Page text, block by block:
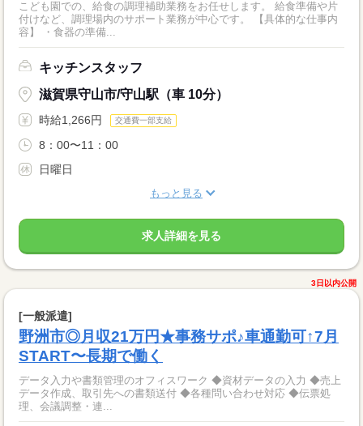
こども園での、給食の調理補助業務をお任せします。 給食準備や片
付けなど、調理場内のサポート業務が中心です。 【具体的な仕事内
容】 ・食器の準備...
キッチンスタッフ
滋賀県守山市/守山駅（車 10分）
時給1,266円 交通費一部支給
8：00〜11：00
日曜日
もっと見る
求人詳細を見る
3日以内公開
[一般派遣]
野洲市◎月収21万円★事務サポ♪車通勤可↑7月
START〜長期で働く
データ入力や書類管理のオフィスワーク ◆資材データの入力 ◆売上
データ作成、取引先への書類送付 ◆各種問い合わせ対応 ◆伝票処
理、会議調整・連...